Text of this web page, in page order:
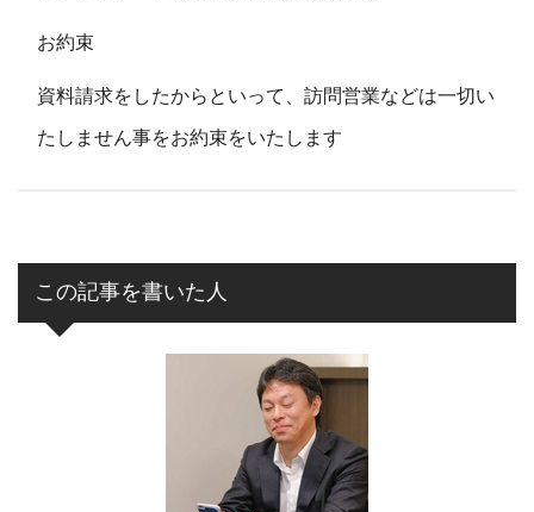
お約束
資料請求をしたからといって、訪問営業などは一切い
たしません事をお約束をいたします
この記事を書いた人